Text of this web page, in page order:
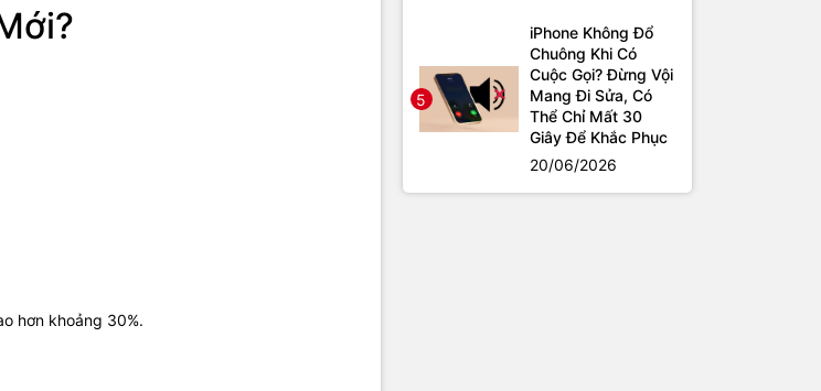
hơn khoảng 30%.
5
iPhone Không Đổ
Chuông Khi Có
Cuộc Gọi? Đừng Vội
Mang Đi Sửa, Có
Thể Chỉ Mất 30
Giây Để Khắc Phục
20/06/2026